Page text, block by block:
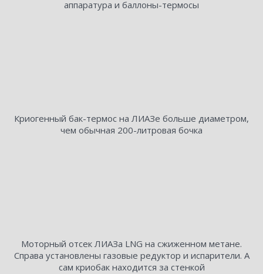
аппаратура и баллоны-термосы
Криогенный бак-термос на ЛИАЗе больше диаметром,
чем обычная 200-литровая бочка
Моторный отсек ЛИАЗа LNG на сжиженном метане.
Справа установлены газовые редуктор и испарители. А
сам криобак находится за стенкой